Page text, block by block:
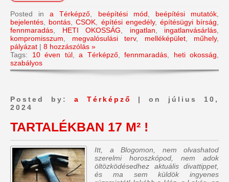
Posted ina Térképző beépítési mód beépítési mutatók
bejelentés
bontás ,CSOK építési engedély, építésügyi bírság
fennmaradás
HETI OKOSSÁG ingatlan ingatlanvásárlás
kompromisszum
megvalósulási terv, melléképület, műhely,
pályázat | 8 hozzászólás »
Tags: 10 éven túl, a Térképző, fennmaradás heti okosság
szabályos
Posted by: a Térképző
| on július 10,
2024
TARTALÉKBAN 17 M² !
Itt, a Blogomon, nem olvashatod
szerelmi horoszkópod, nem adok
öltözködésedhez aktuális divattippet,
és ma sem küldök ingyenes